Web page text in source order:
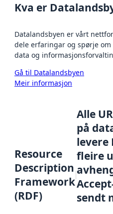
Kva er
Datalandsbyen er vårt
dele erfaringar og spørje
data og
Gå til Datalandsbyen
Meir informasjon
Resource
Description
Framework
(RDF)
Alle
på
levere
fleire
sendt